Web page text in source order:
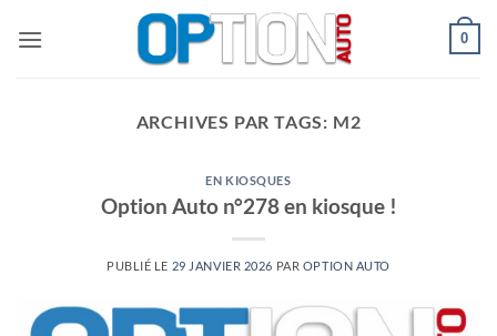
0
ARCHIVES PAR TAGS: M2
EN KIOSQUES
Option Auto n°278 en kiosque !
PUBLIÉ LE 29 JANVIER 2026 PAR OPTION AUTO